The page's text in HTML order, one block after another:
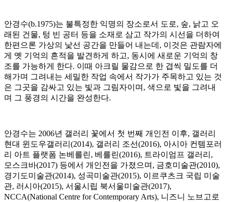
안경수(b.1975)는 불특정한 익명의 장소로서 도로, 숲, 낡고 오
래된 건물, 텅 빈 공터 등을 소재로 삼고 작가의 시선을 더하여
한편으론 가상의 낯선 공간을 만들어 내는데, 이것은 관람자에
게 옛 기억의 흔적을 발견하게 하고, 동시에 새로운 기억의 창
조를 가능하게 한다. 이때 아크릴 물감으로 한 겹씩 밀도를 더
해가며 그려내는 세밀한 작업 속에서 작가가 주목하고 있는 것
은 그곳을 감싸고 있는 빛과 그림자이며, 색으로 빛을 그려내
며 그 풍경의 시간을 완성한다.
안경수는 2006년 갤러리 꽃에서 첫 번째 개인전 이후, 갤러리
현대 윈도우갤러리(2014), 갤러리 조선(2016), 아시아 컨템포러
리 아트 플랫폼 논베를린, 베를린(2016), 트라이엄프 갤러리,
모스크바(2017) 등에서 개인전을 가졌으며, 금호미술관(2010),
경기도미술관(2014), 성곡미술관(2015), 이르쿠츠크 국립 미술
관, 러시아(2015), 서울시립 북서울미술관(2017),
NCCA(National Centre for Contemporary Arts), 니즈니 노브고로